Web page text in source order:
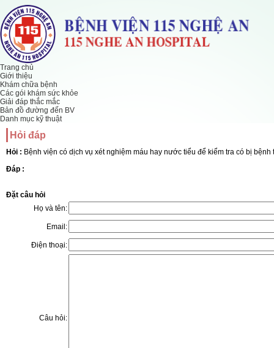
Trang chủ
Giới thiệu
Khám chữa bệnh
Các gói khám sức khỏe
Giải đáp thắc mắc
Bản đồ đường đến BV
Danh mục kỹ thuật
Hỏi đáp
Hỏi : Bệnh viện có dịch vụ xét nghiệm máu hay nước tiểu để kiểm tra có bị bệnh
Đáp :
Đặt câu hỏi
Họ và tên:
Email:
Điện thoại:
Câu hỏi: